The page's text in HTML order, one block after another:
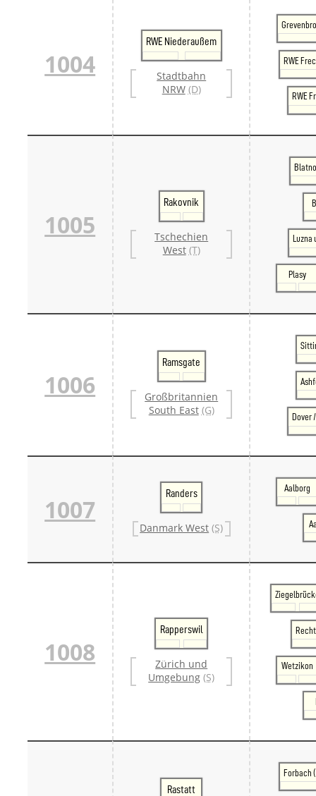
1004
RWE Niederaußem
Stadtbahn
NRW (D)
RWE
RWE
1005
Rakovnik
Tschechien
West (T)
Plasy
1006
Ramsgate
Großbritannien
South East (G)
Dover
1007
Randers
Danmark West (S)
Aalborg
1008
Rapperswil
Zürich und
Umgebung (S)
Wetzikon
Rastatt
Forbach